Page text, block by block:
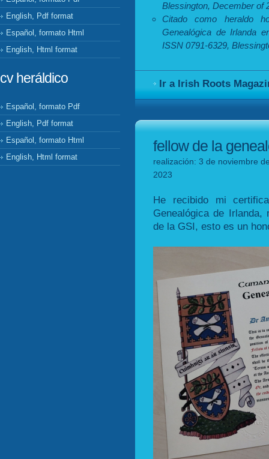
English, Pdf format
Español, formato Html
English, Html format
cv heráldico
Español, formato Pdf
English, Pdf format
Español, formato Html
English, Html format
Blessington, December of
Citado como heraldo
Genealógica de Irlanda
ISSN 0791-6329,
Ir a Irish Roots
fellow de la
realización: 3 de noviembre
2023
He recibido mi
Genealógica de
de la GSI, esto es un